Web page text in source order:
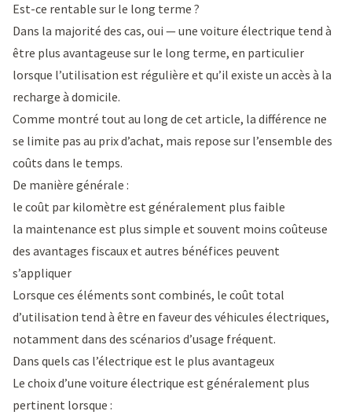
Est-ce rentable sur le long terme ?
Dans la majorité des cas, oui — une voiture électrique tend à
être plus avantageuse sur le long terme, en particulier
lorsque l’utilisation est régulière et qu’il existe un accès à la
recharge à domicile.
Comme montré tout au long de cet article, la différence ne
se limite pas au prix d’achat, mais repose sur l’ensemble des
coûts dans le temps.
De manière générale :
le coût par kilomètre est généralement plus faible
la maintenance est plus simple et souvent moins coûteuse
des avantages fiscaux et autres bénéfices peuvent
s’appliquer
Lorsque ces éléments sont combinés, le coût total
d’utilisation tend à être en faveur des véhicules électriques,
notamment dans des scénarios d’usage fréquent.
Dans quels cas l’électrique est le plus avantageux
Le choix d’une voiture électrique est généralement plus
pertinent lorsque :